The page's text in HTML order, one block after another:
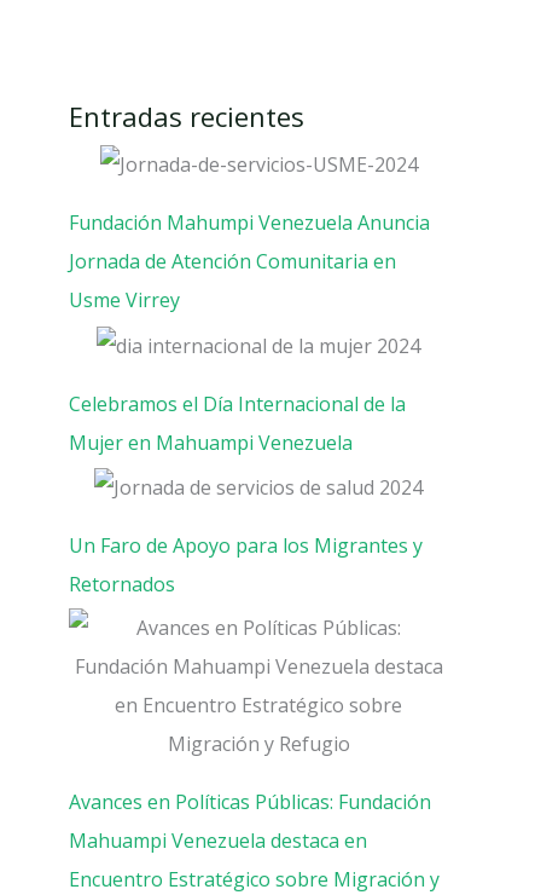
Entradas recientes
Fundación Mahumpi Venezuela Anuncia
Jornada de Atención Comunitaria en
Usme Virrey
Celebramos el Día Internacional de la
Mujer en Mahuampi Venezuela
Un Faro de Apoyo para los Migrantes y
Retornados
Avances en Políticas Públicas: Fundación
Mahuampi Venezuela destaca en
Encuentro Estratégico sobre Migración y